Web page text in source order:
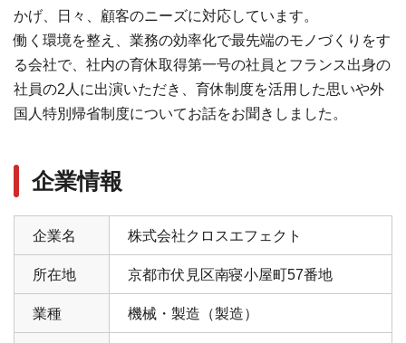
かげ、日々、顧客のニーズに対応しています。
働く環境を整え、業務の効率化で最先端のモノづくりをす
る会社で、社内の育休取得第一号の社員とフランス出身の
社員の2人に出演いただき、育休制度を活用した思いや外
国人特別帰省制度についてお話をお聞きしました。
企業情報
企業名 株式会社クロスエフェクト
所在地 京都市伏見区南寝小屋町57番地
業種 機械・製造（製造）